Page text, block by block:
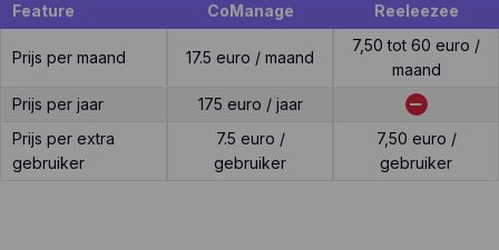
Feature CoManage Reeleezee
Prijs per maand 17.5 euro / maand
7,50 tot 60 euro /
maand
Prijs per jaar
175 euro / jaar
Prijs per extra
gebruiker
7.5 euro /
gebruiker
7,50 euro /
gebruiker